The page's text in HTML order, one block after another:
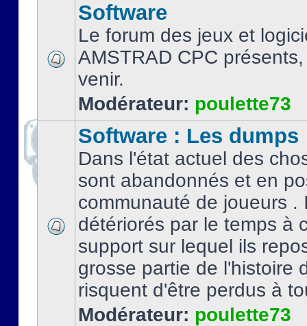
Software
Le forum des jeux et
AMSTRAD CPC
venir.
Modérateur: poulette73
Software : Les dumps
Dans l'état actuel des
sont abandonnés et en
communauté de joueurs .
détériorés par le temps à
support sur lequel ils
grosse partie de l'histoire
risquent d'être perdus à
Modérateur: poulette73